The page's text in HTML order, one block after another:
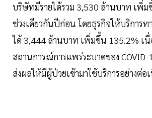
บริษัทมีรายได้รวม 3,530 ล้านบาท เพิ่ม
ช่วงเดียวกันปีก่อน โดยธุรกิจให้บริการท
ได้ 3,444 ล้านบาท เพิ่มขึ้น 135.2% เนื่
สถานการณ์การแพร่ระบาดของ
ส่งผลให้มีผู้ป่วยเข้ามาใช้บริการอย่างต่อ